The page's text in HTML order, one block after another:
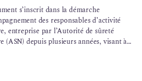
s’inscrit dans la démarche
des responsables d’activité
entreprise par l’Autorité de sûreté
(ASN) depuis plusieurs années, visant à